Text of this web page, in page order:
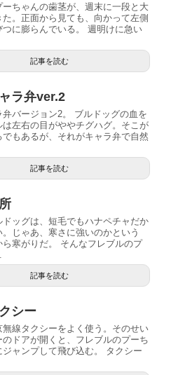
ーちゃんの歯茎が、週末に一段と大
た。正面から見ても、向かって左側
つに膨らんでいる。 週明けに急い
記事を読む
ラ弁ver.2
弁バージョン2。 ブルドッグの血を
は左右の目がややチグハグ。そこが
もあるが、それがキャラ弁で自然
記事を読む
ドッグは、短毛でもハナペチャだか
。じゃあ、寒さに強いのかという
ら寒がりだ。 そんなフレブルのプ
記事を読む
シー
無線タクシーをよく使う。そのせい
ドアが開くと、フレブルのプーち
ジャンプして飛び込む。 タクシー